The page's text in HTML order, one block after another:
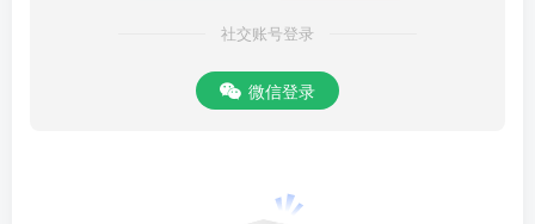
社交账号登录
微信登录